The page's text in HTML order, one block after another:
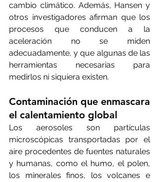
cambio climático. Además, Hansen y
otros investigadores afirman que los
procesos que conducen a la
aceleración no se miden
adecuadamente, y que algunas de las
herramientas necesarias para
medirlos ni siquiera existen.
Contaminación que enmascara
el calentamiento global
Los aerosoles son partículas
microscópicas transportadas por el
aire procedentes de fuentes naturales
y humanas, como el humo, el polen,
los minerales finos, los volcanes e